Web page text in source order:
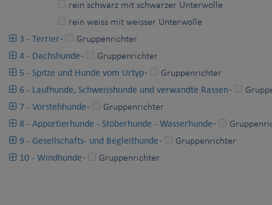
rein schwarz mit schwarzer Unterwolle
rein weiss mit weisser Unterwolle
3 - Terrier- Gruppenrichter
4 - Dachshunde- Gruppenrichter
5 - Spitze und Hunde vom Urtyp- Gruppenrichter
6 - Laufhunde, Schweisshunde und verwandte Rassen-
7 - Vorstehhunde- Gruppenrichter
8 - Apportierhunde - Stöberhunde - Wasserhunde-
9 - Gesellschafts- und Begleithunde- Gruppenrichter
10 - Windhunde- Gruppenrichter